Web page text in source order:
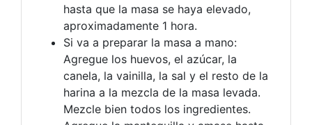
hasta que la masa se haya elevado,
aproximadamente 1 hora.
Si va a preparar la masa a mano:
Agregue los huevos, el azúcar, la
canela, la vainilla, la sal y el resto de la
harina a la mezcla de la masa levada.
Mezcle bien todos los ingredientes.